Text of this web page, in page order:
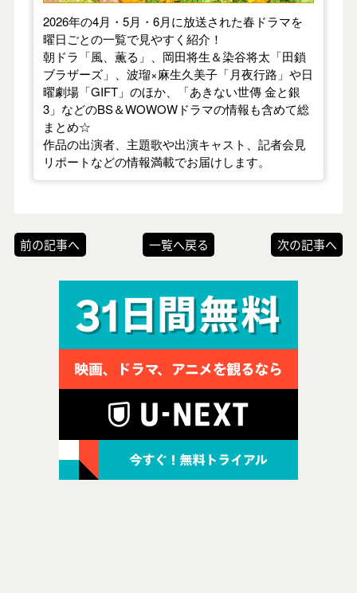
2026年の4月・5月・6月に放送された春ドラマを
曜日ごとの一覧で見やすく紹介！
朝ドラ「風、薫る」、岡田将生＆染谷将太「田鎖
ブラザーズ」、波瑠×麻生久美子「月夜行路」や日
曜劇場「GIFT」のほか、「あきない世傳 金と銀
3」などのBS＆WOWOWドラマの情報も含めて総
まとめ☆
作品の出演者、主題歌や出演キャスト、記者会見
リポートなどの情報満載でお届けします。
前の記事へ 一覧へ戻る 次の記事へ